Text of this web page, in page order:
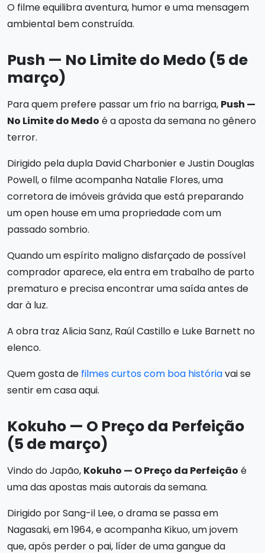
O filme equilibra aventura, humor e uma mensagem
ambiental bem construída.
Push — No Limite do Medo (5 de
março)
Para quem prefere passar um frio na barriga, Push —
No Limite do Medo é a aposta da semana no gênero
terror.
Dirigido pela dupla David Charbonier e Justin Douglas
Powell, o filme acompanha Natalie Flores, uma
corretora de imóveis grávida que está preparando
um open house em uma propriedade com um
passado sombrio.
Quando um espírito maligno disfarçado de possível
comprador aparece, ela entra em trabalho de parto
prematuro e precisa encontrar uma saída antes de
dar à luz.
A obra traz Alicia Sanz, Raúl Castillo e Luke Barnett no
elenco.
Quem gosta de filmes curtos com boa históriavai se
sentir em casa aqui.
Kokuho — O Preço da Perfeição
(5 de março)
Vindo do Japão, Kokuho — O Preço da Perfeição é
uma das apostas mais autorais da semana.
Dirigido por Sang-il Lee, o drama se passa em
Nagasaki, em 1964, e acompanha Kikuo, um jovem
que, após perder o pai, líder de uma gangue da